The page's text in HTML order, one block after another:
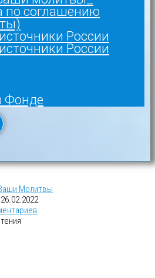
по соглашению
России
России
Фонде
Молитвы
26.02.2022